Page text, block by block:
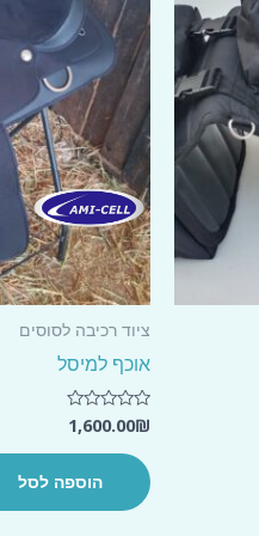
ציוד רכיבה לסוסים
אוכף למיסל
דורג
0
מתוך
5
1,600.00₪
הוספה לסל